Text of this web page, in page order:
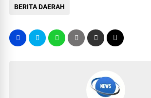
BERITA DAERAH